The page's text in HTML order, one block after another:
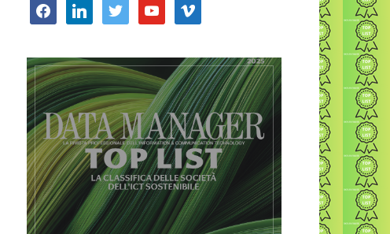
facebooklinkedin twitter youtube vimeo